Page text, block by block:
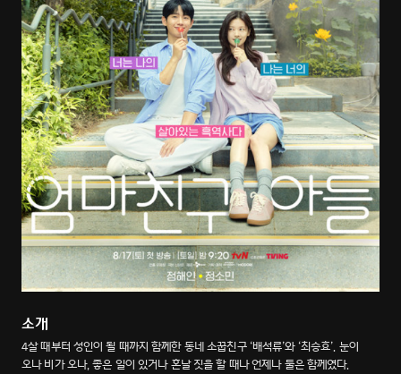
소개
4살 때부터 성인이 될 때까지 함께한 동네 소꿉친구 ‘배석류’와 ‘최승효’. 눈이
오나 비가 오나, 좋은 일이 있거나 혼날 짓을 할 때나 언제나 둘은 함께였다.